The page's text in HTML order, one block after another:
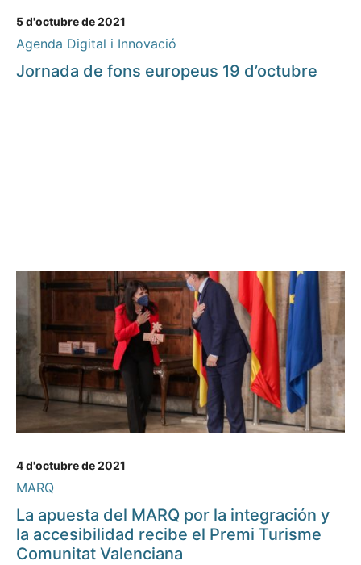
5 d'octubre de 2021
Agenda Digital i Innovació
Jornada de fons europeus 19 d’octubre
4 d'octubre de 2021
MARQ
La apuesta del MARQ por la integración y
la accesibilidad recibe el Premi Turisme
Comunitat Valenciana